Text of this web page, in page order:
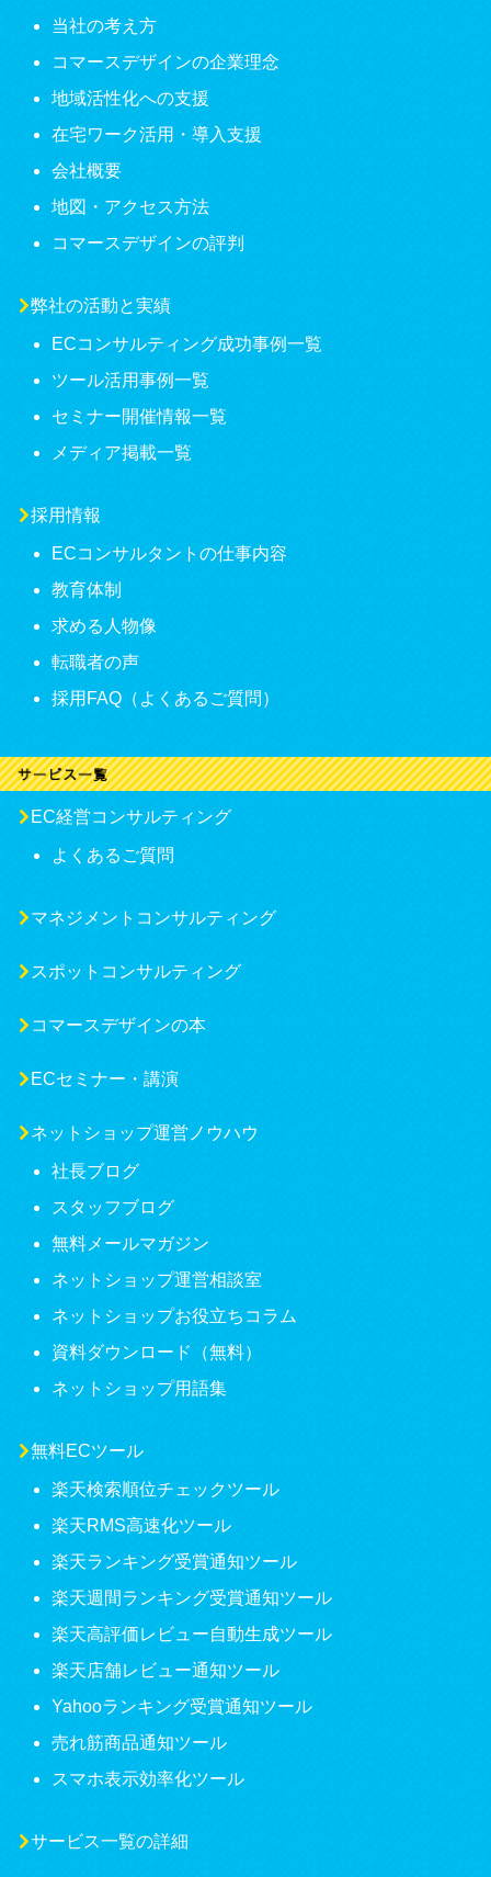
当社の考え方
コマースデザインの企業理念
地域活性化への支援
在宅ワーク活用・導入支援
会社概要
地図・アクセス方法
コマースデザインの評判
弊社の活動と実績
ECコンサルティング成功事例一覧
ツール活用事例一覧
セミナー開催情報一覧
メディア掲載一覧
採用情報
ECコンサルタントの仕事内容
教育体制
求める人物像
転職者の声
採用FAQ（よくあるご質問）
EC経営コンサルティング
よくあるご質問
マネジメントコンサルティング
スポットコンサルティング
コマースデザインの本
ECセミナー・講演
ネットショップ運営ノウハウ
社長ブログ
スタッフブログ
無料メールマガジン
ネットショップ運営相談室
ネットショップお役立ちコラム
資料ダウンロード（無料）
ネットショップ用語集
無料ECツール
楽天検索順位チェックツール
楽天RMS高速化ツール
楽天ランキング受賞通知ツール
楽天週間ランキング受賞通知ツール
楽天高評価レビュー自動生成ツール
楽天店舗レビュー通知ツール
Yahooランキング受賞通知ツール
売れ筋商品通知ツール
スマホ表示効率化ツール
サービス一覧の詳細